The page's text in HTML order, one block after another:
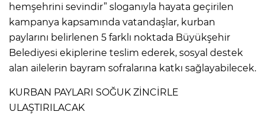
hemşehrini sevindir” sloganıyla hayata geçirilen
kampanya kapsamında vatandaşlar, kurban
paylarını belirlenen 5 farklı noktada Büyükşehir
Belediyesi ekiplerine teslim ederek, sosyal destek
alan ailelerin bayram sofralarına katkı sağlayabilecek.
KURBAN PAYLARI SOĞUK ZİNCİRLE
ULAŞTIRILACAK